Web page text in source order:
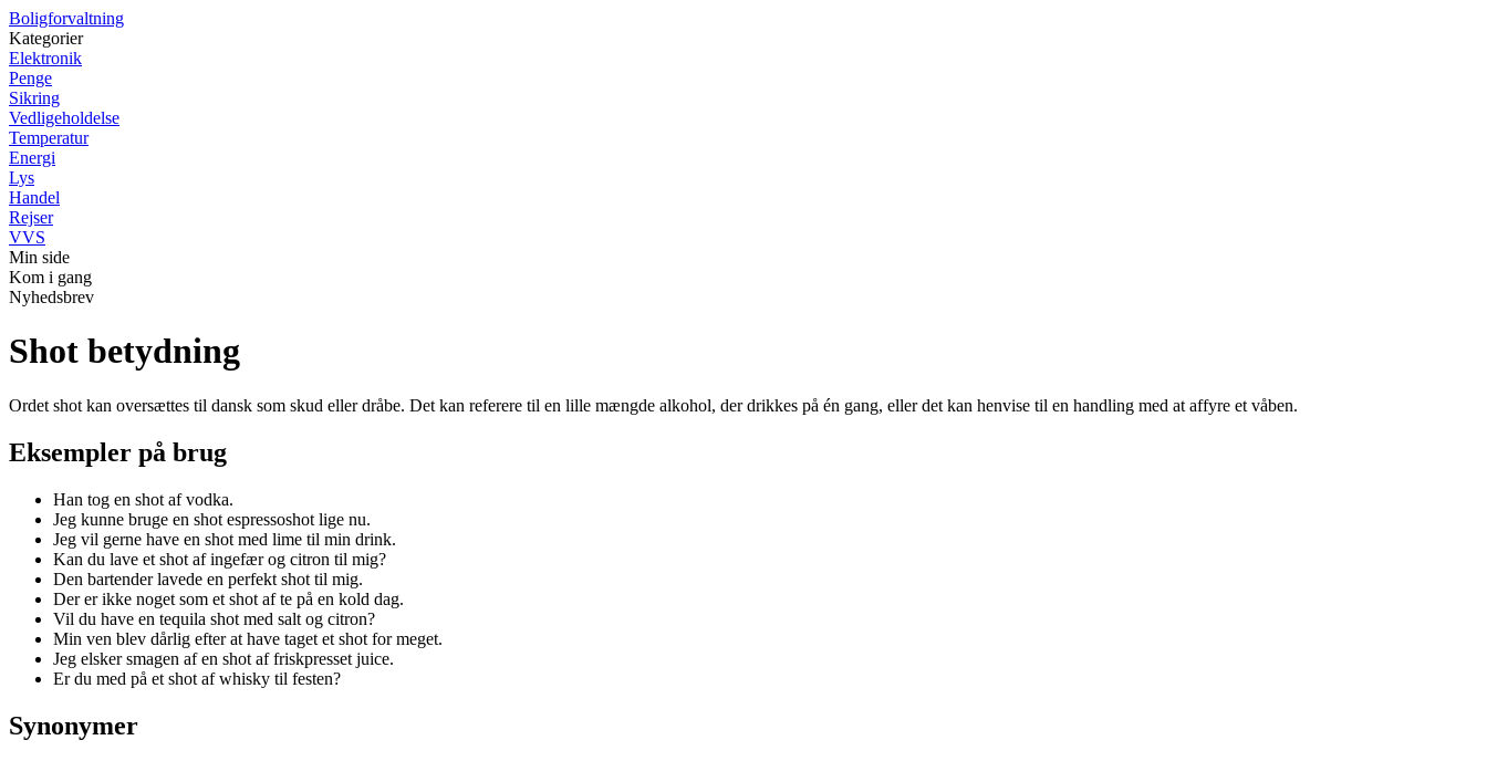
Boligforvaltning
Kategorier
Elektronik
Penge
Sikring
Vedligeholdelse
Temperatur
Energi
Lys
Handel
Rejser
VVS
Min side
Kom i gang
Nyhedsbrev
Shot betydning
Ordet shot kan oversættes til dansk som skud eller dråbe. Det kan referere til en lille mængde alkohol, der drikkes på én gang, eller det kan henvise til en handling med at affyre et våben.
Eksempler på brug
Han tog en shot af vodka.
Jeg kunne bruge en shot espressoshot lige nu.
Jeg vil gerne have en shot med lime til min drink.
Kan du lave et shot af ingefær og citron til mig?
Den bartender lavede en perfekt shot til mig.
Der er ikke noget som et shot af te på en kold dag.
Vil du have en tequila shot med salt og citron?
Min ven blev dårlig efter at have taget et shot for meget.
Jeg elsker smagen af en shot af friskpresset juice.
Er du med på et shot af whisky til festen?
Synonymer